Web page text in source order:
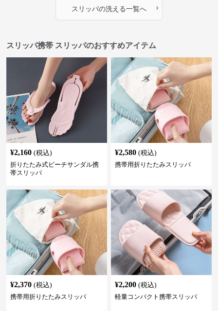
スリッパの洗える一覧へ ›
スリッパ携帯 スリッパのおすすめアイテム
¥2,160 (税込)
折りたたみ式ビーチサンダル携
帯スリッパ
¥2,580 (税込)
携帯用折りたたみスリッパ
¥2,370 (税込)
携帯用折りたたみスリッパ
¥2,200 (税込)
軽量コンパクト携帯スリッパ